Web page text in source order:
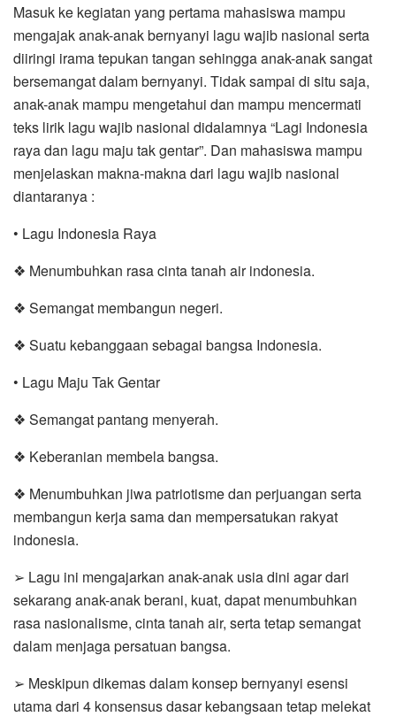
Masuk ke kegiatan yang pertama mahasiswa mampu
mengajak anak-anak bernyanyi lagu wajib nasional serta
diiringi irama tepukan tangan sehingga anak-anak sangat
bersemangat dalam bernyanyi. Tidak sampai di situ saja,
anak-anak mampu mengetahui dan mampu mencermati
teks lirik lagu wajib nasional didalamnya “Lagi Indonesia
raya dan lagu maju tak gentar”. Dan mahasiswa mampu
menjelaskan makna-makna dari lagu wajib nasional
diantaranya :
• Lagu Indonesia Raya
❖ Menumbuhkan rasa cinta tanah air indonesia.
❖ Semangat membangun negeri.
❖ Suatu kebanggaan sebagai bangsa Indonesia.
• Lagu Maju Tak Gentar
❖ Semangat pantang menyerah.
❖ Keberanian membela bangsa.
❖ Menumbuhkan jiwa patriotisme dan perjuangan serta
membangun kerja sama dan mempersatukan rakyat
indonesia.
➢ Lagu ini mengajarkan anak-anak usia dini agar dari
sekarang anak-anak berani, kuat, dapat menumbuhkan
rasa nasionalisme, cinta tanah air, serta tetap semangat
dalam menjaga persatuan bangsa.
➢ Meskipun dikemas dalam konsep bernyanyi esensi
utama dari 4 konsensus dasar kebangsaan tetap melekat